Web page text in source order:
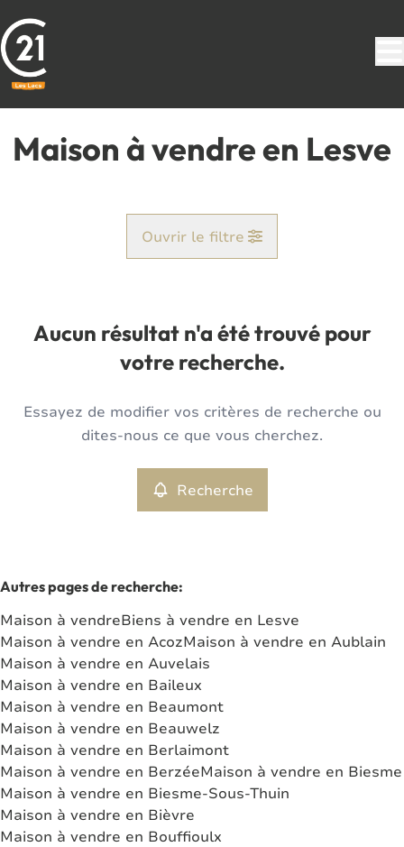
Maison à vendre en Lesve
Ouvrir le filtre
Lesve (5170) Remove
Maison Remove
Max. budget
Chercher
Vue de la carte
Recherche Trier par
Aucun résultat n'a été trouvé pour
votre recherche.
Essayez de modifier vos critères de recherche ou
dites-nous ce que vous cherchez.
Recherche
Autres pages de recherche:
Maison à vendreBiens à vendre en Lesve
Maison à vendre en AcozMaison à vendre en Aublain
Maison à vendre en Auvelais
Maison à vendre en Baileux
Maison à vendre en Beaumont
Maison à vendre en Beauwelz
Maison à vendre en Berlaimont
Maison à vendre en BerzéeMaison à vendre en Biesme
Maison à vendre en Biesme-Sous-Thuin
Maison à vendre en Bièvre
Maison à vendre en Bouffioulx